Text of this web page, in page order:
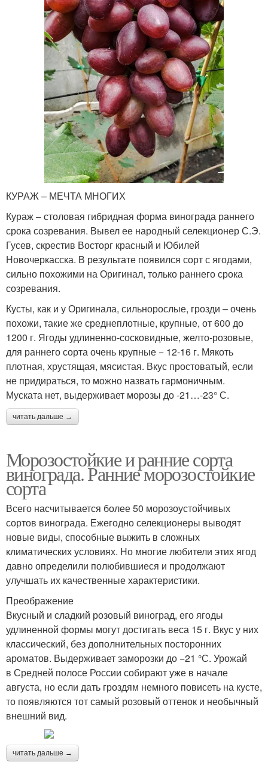
КУРАЖ – МЕЧТА МНОГИХ
Кураж – столовая гибридная форма винограда раннего
срока созревания. Вывел ее народный селекционер С.Э.
Гусев, скрестив Восторг красный и Юбилей
Новочеркасска. В результате появился сорт с ягодами,
сильно похожими на Оригинал, только раннего срока
созревания.
Кусты, как и у Оригинала, сильнорослые, грозди – очень
похожи, такие же среднеплотные, крупные, от 600 до
1200 г. Ягоды удлиненно-сосковидные, желто-розовые,
для раннего сорта очень крупные − 12-16 г. Мякоть
плотная, хрустящая, мясистая. Вкус простоватый, если
не придираться, то можно назвать гармоничным.
Муската нет, выдерживает морозы до -21…-23° С.
читать дальше →
Морозостойкие и ранние сорта
винограда. Ранние морозостойкие
сорта
Всего насчитывается более 50 морозоустойчивых
сортов винограда. Ежегодно селекционеры выводят
новые виды, способные выжить в сложных
климатических условиях. Но многие любители этих ягод
давно определили полюбившиеся и продолжают
улучшать их качественные характеристики.
Преображение
Вкусный и сладкий розовый виноград, его ягоды
удлиненной формы могут достигать веса 15 г. Вкус у них
классический, без дополнительных посторонних
ароматов. Выдерживает заморозки до −21 °С. Урожай
в Средней полосе России собирают уже в начале
августа, но если дать гроздям немного повисеть на кусте,
то появляются тот самый розовый оттенок и необычный
внешний вид.
читать дальше →